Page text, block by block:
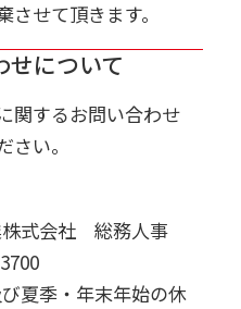
せて頂きます。
せについて
関するお問い合わせ
い。
株式会社 総務人事
び夏季・年末年始の休